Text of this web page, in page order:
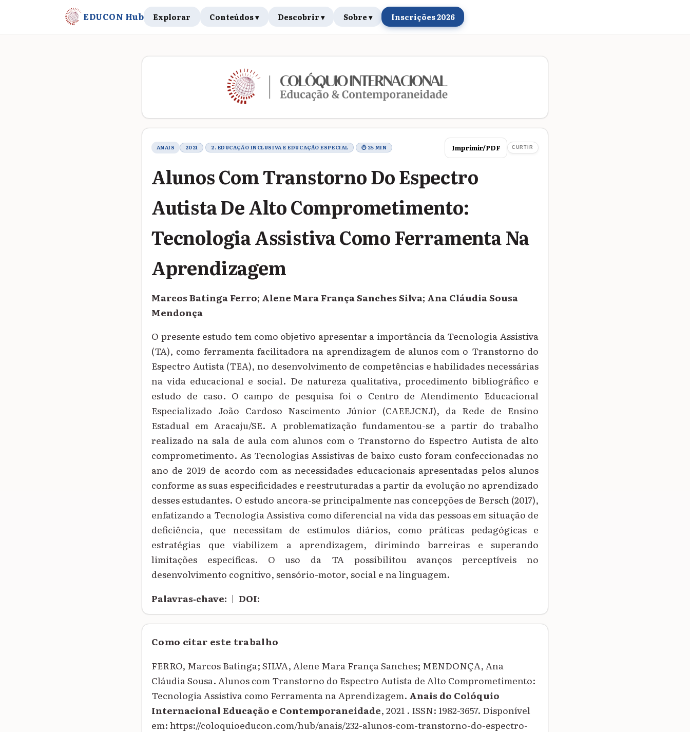
EDUCON Hub Explorar Conteúdos ▾ Descobrir ▾ Sobre ▾ Inscrições 2026
ANAIS 2021 2. EDUCAÇÃO INCLUSIVA E EDUCAÇÃO ESPECIAL ⏱ 25 MIN Imprimir/PDF CURTIR
Alunos Com Transtorno Do Espectro
Autista De Alto Comprometimento:
Tecnologia Assistiva Como Ferramenta Na
Aprendizagem
Marcos Batinga Ferro; Alene Mara França Sanches Silva; Ana Cláudia Sousa
Mendonça
O presente estudo tem como objetivo apresentar a importância da Tecnologia Assistiva
(TA), como ferramenta facilitadora na aprendizagem de alunos com o Transtorno do
Espectro Autista (TEA), no desenvolvimento de competências e habilidades necessárias
na vida educacional e social. De natureza qualitativa, procedimento bibliográfico e
estudo de caso. O campo de pesquisa foi o Centro de Atendimento Educacional
Especializado João Cardoso Nascimento Júnior (CAEEJCNJ), da Rede de Ensino
Estadual em Aracaju/SE. A problematização fundamentou-se a partir do trabalho
realizado na sala de aula com alunos com o Transtorno do Espectro Autista de alto
comprometimento. As Tecnologias Assistivas de baixo custo foram confeccionadas no
ano de 2019 de acordo com as necessidades educacionais apresentadas pelos alunos
conforme as suas especificidades e reestruturadas a partir da evolução no aprendizado
desses estudantes. O estudo ancora-se principalmente nas concepções de Bersch (2017),
enfatizando a Tecnologia Assistiva como diferencial na vida das pessoas em situação de
deficiência, que necessitam de estímulos diários, como práticas pedagógicas e
estratégias que viabilizem a aprendizagem, dirimindo barreiras e superando
limitações específicas. O uso da TA possibilitou avanços perceptíveis no
desenvolvimento cognitivo, sensório-motor, social e na linguagem.
Palavras‑chave: | DOI:
Como citar este trabalho
FERRO, Marcos Batinga; SILVA, Alene Mara França Sanches; MENDONÇA, Ana
Cláudia Sousa. Alunos com Transtorno do Espectro Autista de Alto Comprometimento:
Tecnologia Assistiva como Ferramenta na Aprendizagem. Anais do Colóquio
Internacional Educação e Contemporaneidade, 2021 . ISSN: 1982-3657. Disponível
em: https://coloquioeducon.com/hub/anais/232-alunos-com-transtorno-do-espectro-